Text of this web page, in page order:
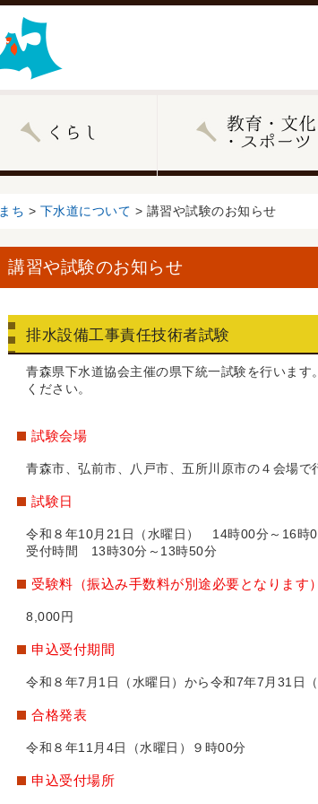
まち > 下水道について > 講習や試験のお知らせ
講習や試験のお知らせ
排水設備工事責任技術者試験
青森県下水道協会主催の県下統一試験を行いま
ください。
試験会場
青森市、弘前市、八戸市、五所川原市の４会場で
試験日
令和８年10月21日（水曜日） 14時00分～16時
受付時間 13時30分～13時50分
受験料（振込み手数料が別途必要となります）
8,000円
申込受付期間
令和８年7月1日（水曜日）から令和7年7月31日
合格発表
令和８年11月4日（水曜日）９時00分
申込受付場所